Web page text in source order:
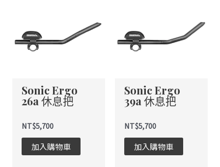
Sonic Ergo
26a 休息把
NT$5,700
加入購物車
Sonic Ergo
39a 休息把
NT$5,700
加入購物車